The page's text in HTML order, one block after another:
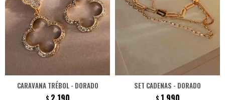
CARAVANA TRÉBOL - DORADO SET CADENAS - DORADO